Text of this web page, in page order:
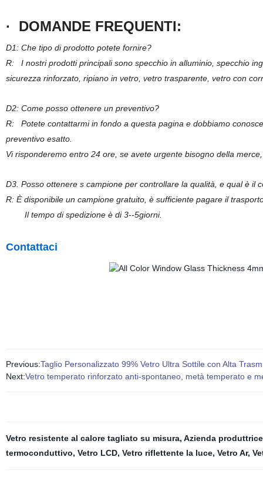
· DOMANDE FREQUENTI:
D1: Che tipo di prodotto potete fornire?
R: I nostri prodotti principali sono specchio in alluminio, specchio
sicurezza rinforzato, ripiano in vetro, vetro trasparente, vetro con
D2: Come posso ottenere un preventivo?
R: Potete contattarmi in fondo a questa pagina e dobbiamo
preventivo esatto.
Vi risponderemo entro 24 ore, se avete urgente bisogno della
D3. Posso ottenere s campione per controllare la qualità, e qual è il
R: È disponibile un campione gratuito, è sufficiente pagare il
Il tempo di spedizione è di 3--5giorni.
Contattaci
Previous:Taglio Personalizzato 99% Vetro Ultra Sottile con Alta
Next:Vetro temperato rinforzato anti-spontaneo, metà temperato e
Vetro resistente al calore tagliato su misura, Azienda
termoconduttivo, Vetro LCD, Vetro riflettente la luce, Vetro Ar,